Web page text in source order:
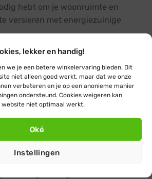
lekker en handig!
we je een betere winkelervaring bieden. Dit
niet alleen goed werkt, maar dat we onze
verbeteren en je op een anonieme manier
ondersteund. Cookies weigeren kan
niet optimaal werkt.
Oké
Instellingen
hebt om je woonruimte en
versieren met energiezuinige
tot
en kerstkransen
naar mooie kerstboomverlichting,
prachtig verlicht kerstgroen en
Onze collectie kerstverlichting